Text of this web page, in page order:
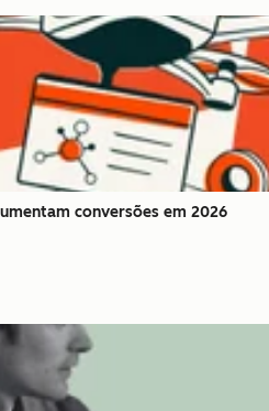
conversões em 2026